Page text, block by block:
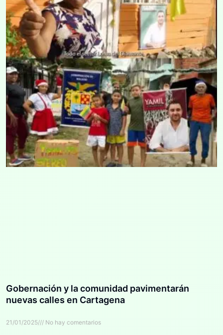
Gobernación y la comunidad pavimentarán
nuevas calles en Cartagena
21/01/2025 No hay comentarios